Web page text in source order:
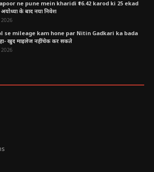
ne pune mein kharidi ₹16.42 karod ki 25 ekad
के बाद नया निवेश
2026
se mileage kam hone par Nitin Gadkari ka bada
खुद माइलेज नहीं चेक कर सकते
2026